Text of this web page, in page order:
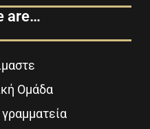
are…
Ομάδα